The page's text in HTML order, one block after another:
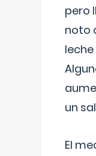
pero
noto
un
El